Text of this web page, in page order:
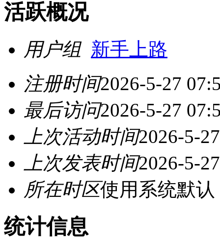
活跃概况
用户组 新手上路
注册时间2026-5-27
最后访问2026-5-27
上次活动时间2026-5-
上次发表时间2026-5-
所在时区使用系统默认
统计信息